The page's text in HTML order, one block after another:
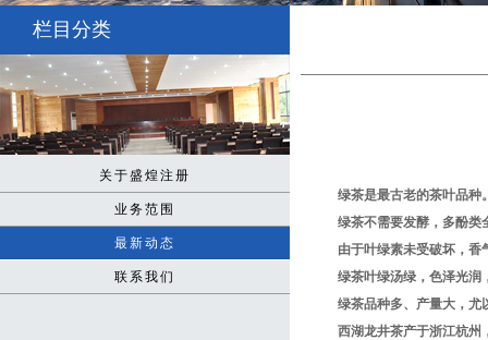
栏目分类
关于盛煌注册
业务范围
最新动态
联系我们
绿茶是最古老的茶叶品种
绿茶不需要发酵，多酚类
由于叶绿素未受破坏，香
绿茶叶绿汤绿，色泽光润
绿茶品种多、产量大，尤
西湖龙井茶产于浙江杭州